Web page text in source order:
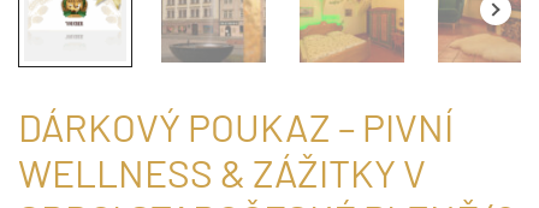
DÁRKOVÝ POUKAZ – PIVNÍ
WELLNESS & ZÁŽITKY V